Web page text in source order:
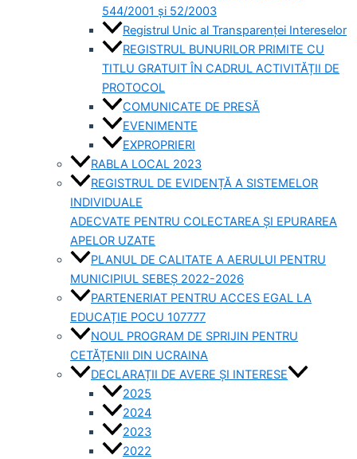
544/2001 și 52/2003
Registrul Unic al Transparenței Intereselor
REGISTRUL BUNURILOR PRIMITE CU
TITLU GRATUIT ÎN CADRUL ACTIVITĂȚII DE
PROTOCOL
COMUNICATE DE PRESĂ
EVENIMENTE
EXPROPRIERI
RABLA LOCAL 2023
REGISTRUL DE EVIDENȚĂ A SISTEMELOR
INDIVIDUALE
ADECVATE PENTRU COLECTAREA ȘI EPURAREA
APELOR UZATE
PLANUL DE CALITATE A AERULUI PENTRU
MUNICIPIUL SEBEȘ 2022-2026
PARTENERIAT PENTRU ACCES EGAL LA
EDUCAȚIE POCU 107777
NOUL PROGRAM DE SPRIJIN PENTRU
CETĂȚENII DIN UCRAINA
DECLARAȚII DE AVERE ȘI INTERESE
2025
2024
2023
2022